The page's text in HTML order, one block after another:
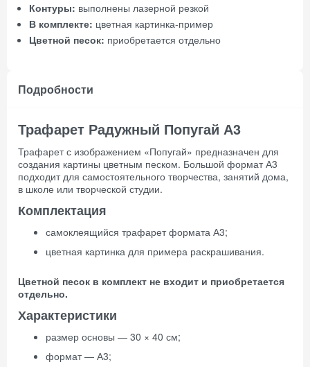
Контуры: выполнены лазерной резкой
В комплекте: цветная картинка-пример
Цветной песок: приобретается отдельно
Подробности
Трафарет Радужный Попугай А3
Трафарет с изображением «Попугай» предназначен для
создания картины цветным песком. Большой формат А3
подходит для самостоятельного творчества, занятий дома,
в школе или творческой студии.
Комплектация
самоклеящийся трафарет формата А3;
цветная картинка для примера раскрашивания.
Цветной песок в комплект не входит и приобретается
отдельно.
Характеристики
размер основы — 30 × 40 см;
формат — А3;